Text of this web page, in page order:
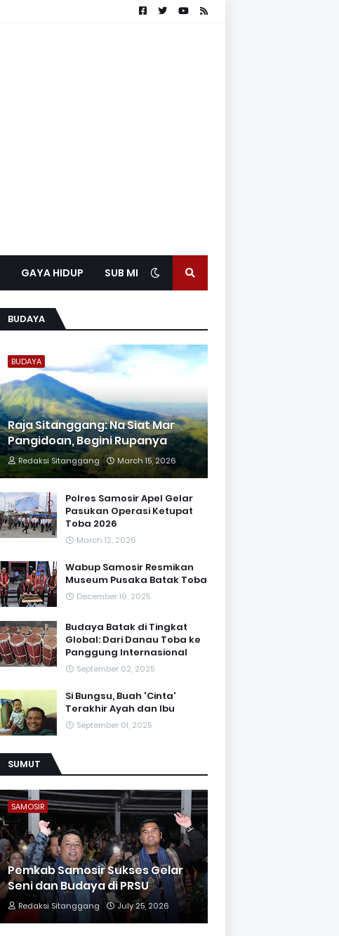
GAYA HIDUP SUB MEDIA
BUDAYA
BUDAYA
Raja Sitanggang: Na Siat Mar
Pangidoan, Begini Rupanya
Redaksi Sitanggang March 15, 2026
Polres Samosir Apel Gelar
Pasukan Operasi Ketupat
Toba 2026
March 12, 2026
Wabup Samosir Resmikan
Museum Pusaka Batak Toba
December 19, 2025
Budaya Batak di Tingkat
Global: Dari Danau Toba ke
Panggung Internasional
September 02, 2025
Si Bungsu, Buah 'Cinta'
Terakhir Ayah dan Ibu
September 01, 2025
SUMUT
SAMOSIR
Pemkab Samosir Sukses Gelar
Seni dan Budaya di PRSU
Redaksi Sitanggang July 25, 2026